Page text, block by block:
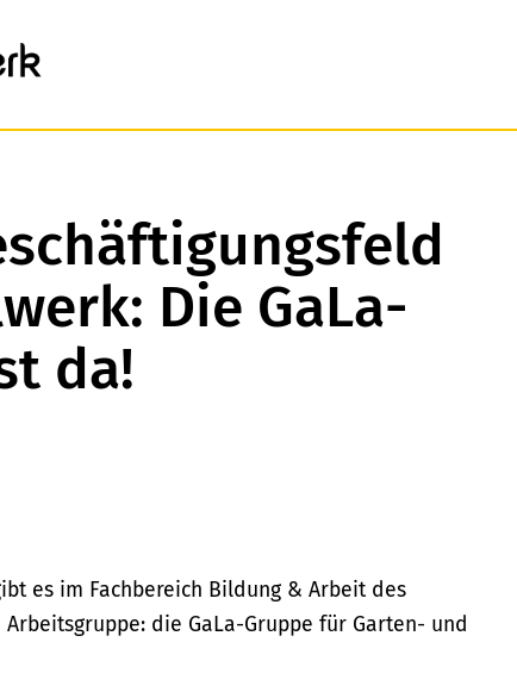
Die GaLa-
da!
es im Fachbereich Bildung & Arbeit des
die GaLa-Gruppe für Garten- und